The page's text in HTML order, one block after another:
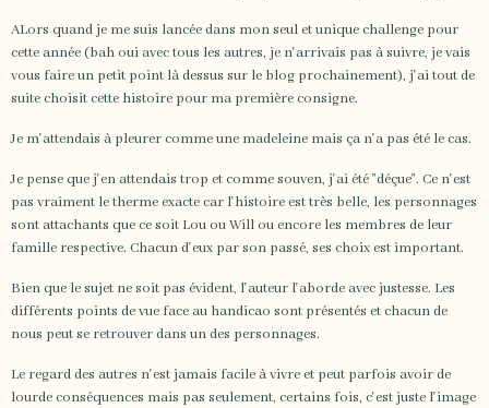
ALors quand je me suis lancée dans mon seul et unique challenge pour
cette année (bah oui avec tous les autres, je n'arrivais pas à suivre, je vais
vous faire un petit point là dessus sur le blog prochainement), j'ai tout de
suite choisit cette histoire pour ma première consigne.
Je m'attendais à pleurer comme une madeleine mais ça n'a pas été le cas.
Je pense que j'en attendais trop et comme souven, j'ai été "déçue". Ce n'est
pas vraiment le therme exacte car l'histoire est très belle, les personnages
sont attachants que ce soit Lou ou Will ou encore les membres de leur
famille respective. Chacun d'eux par son passé, ses choix est important.
Bien que le sujet ne soit pas évident, l'auteur l'aborde avec justesse. Les
différents points de vue face au handicao sont présentés et chacun de
nous peut se retrouver dans un des personnages.
Le regard des autres n'est jamais facile à vivre et peut parfois avoir de
lourde conséquences mais pas seulement, certains fois, c'est juste l'image